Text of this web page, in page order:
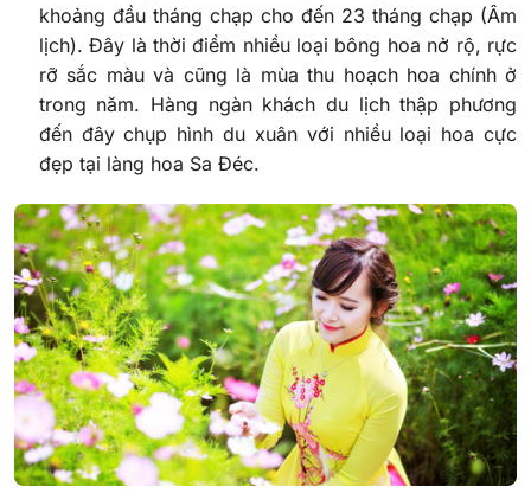
khoảng đầu tháng chạp cho đến 23 tháng chạp (Âm
lịch). Đây là thời điểm nhiều loại bông hoa nở rộ, rực
rỡ sắc màu và cũng là mùa thu hoạch hoa chính ở
trong năm. Hàng ngàn khách du lịch thập phương
đến đây chụp hình du xuân với nhiều loại hoa cực
đẹp tại làng hoa Sa Đéc.